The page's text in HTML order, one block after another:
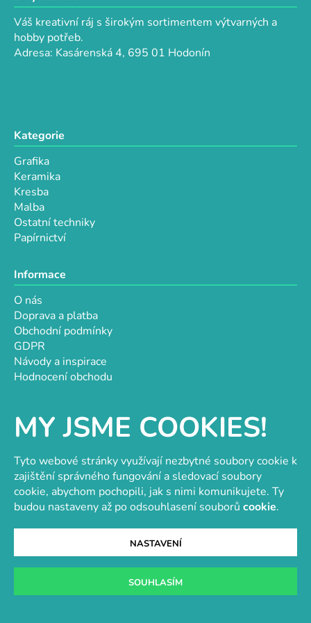
MY JSME COOKIES!
Tyto webové stránky využívají nezbytné soubory cookie k
zajištění správného fungování a sledovací soubory
cookie, abychom pochopili, jak s nimi komunikujete. Ty
budou nastaveny až po odsouhlasení souborů cookie.
NASTAVENÍ
SOUHLASÍM
p
r
k
s
Váš kreativní ráj s širokým sortimentem výtvarných a
hobby potřeb.
Adresa: Kasárenská 4, 695 01 Hodonín
Kategorie
Grafika
Keramika
Kresba
Malba
Ostatní techniky
Papírnictví
Informace
O nás
Doprava a platba
Obchodní podmínky
GDPR
Návody a inspirace
Hodnocení obchodu
Kontakt
objednavky@e-vytvarka.cz
+420 725 657 656
+420 776 848 482
Facebook